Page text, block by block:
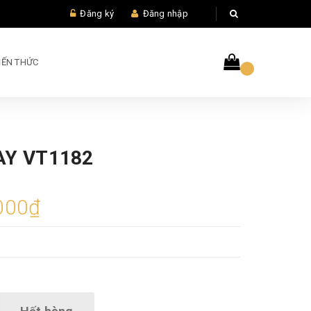
Đăng ký Đăng nhập
THỨC
VT1182